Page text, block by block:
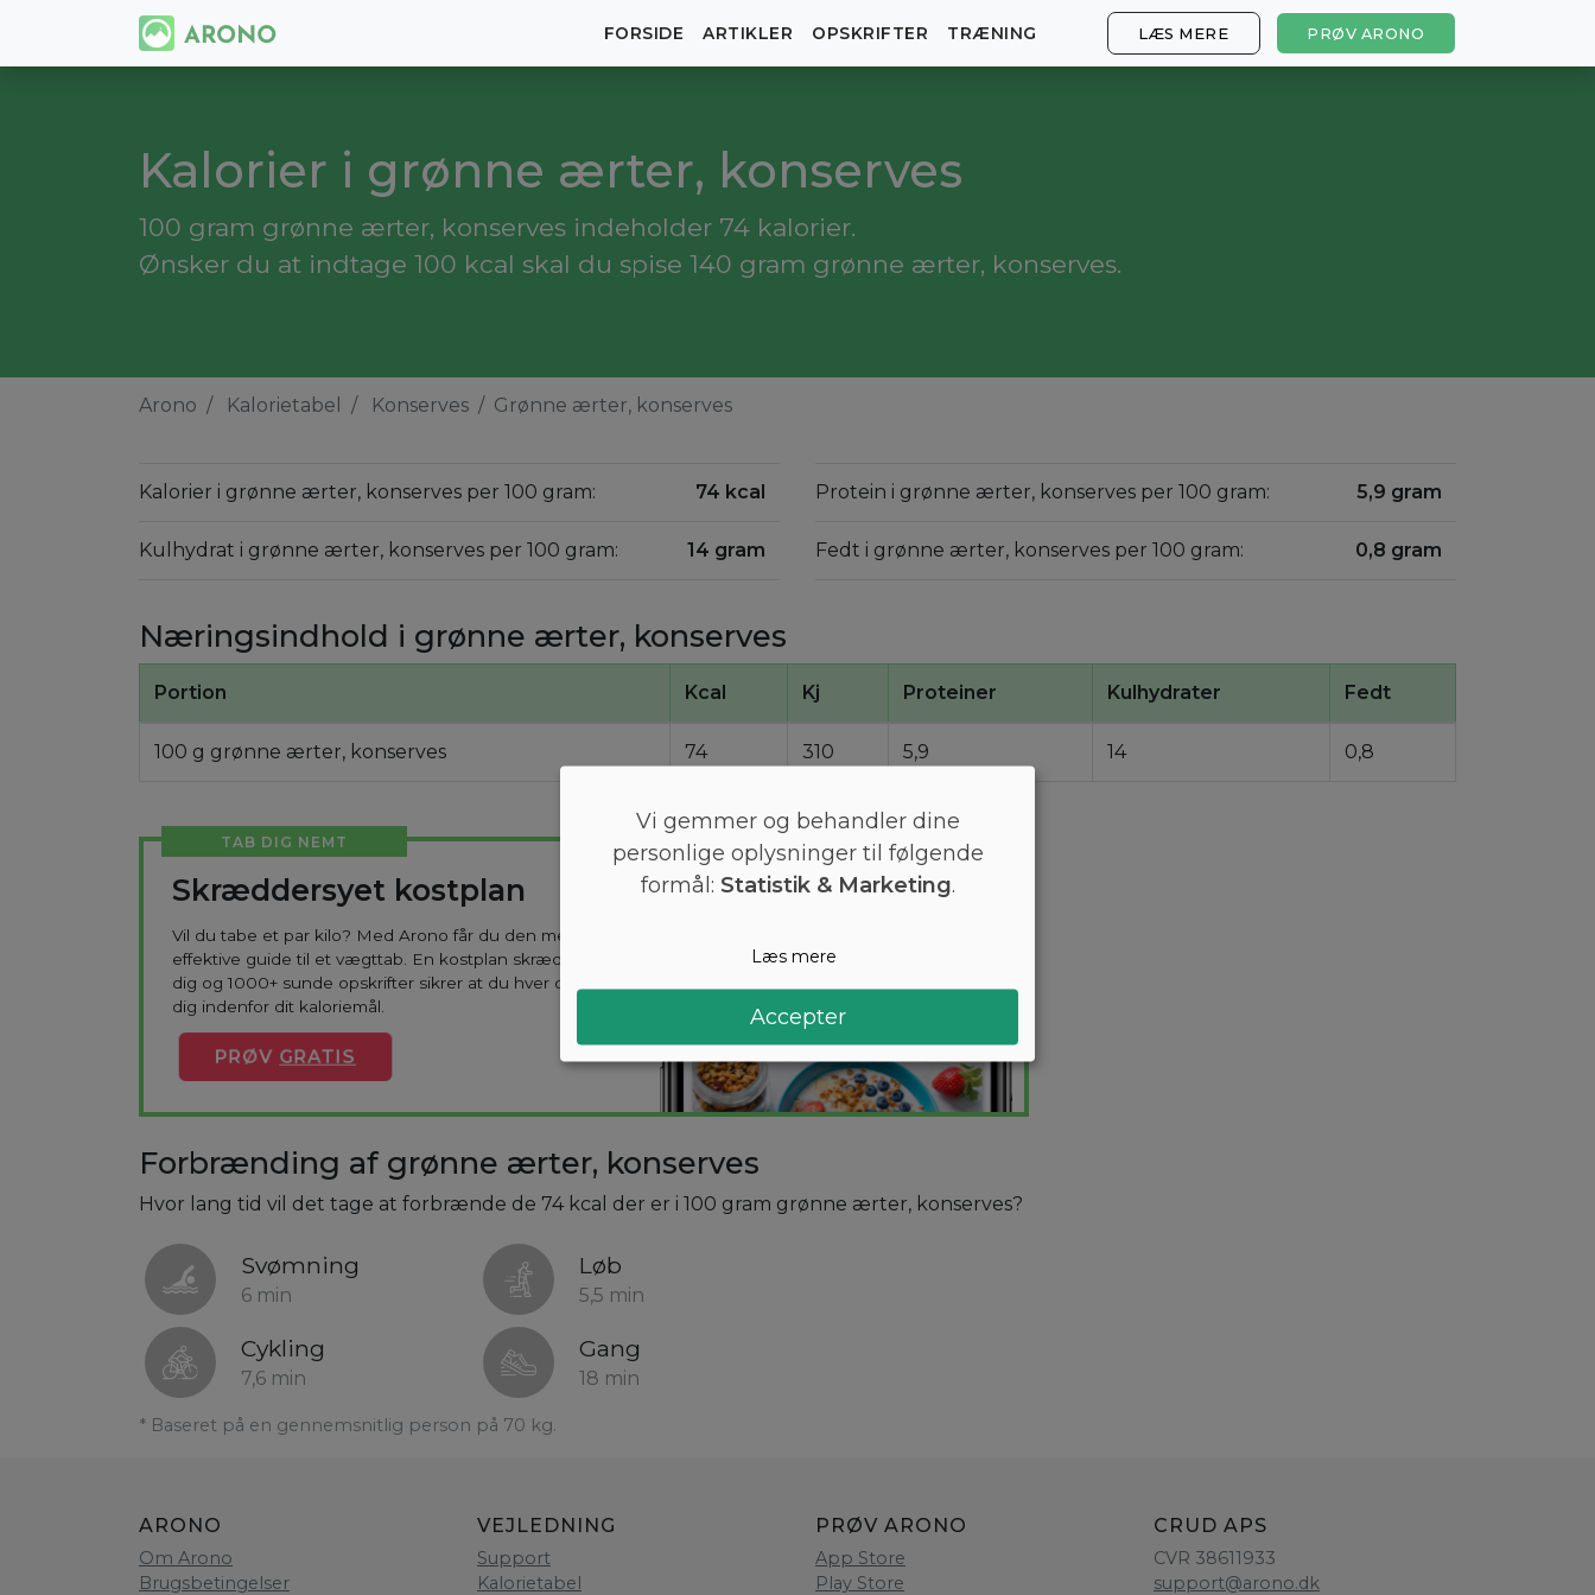
FORSIDE ARTIKLER OPSKRIFTER TRÆNING LÆS MERE PRØV ARONO
Kalorier i grønne ærter, konserves
100 gram grønne ærter, konserves indeholder 74 kalorier.
Ønsker du at indtage 100 kcal skal du spise 140 gram grønne ærter, konserves.
Arono Kalorietabel Konserves Grønne ærter, konserves
Kalorier i grønne ærter, konserves per 100 gram: 74 kcal
Kulhydrat i grønne ærter, konserves per 100 gram: 14 gram
Protein i grønne ærter, konserves per 100 gram: 5,9 gram
Fedt i grønne ærter, konserves per 100 gram: 0,8 gram
Næringsindhold i grønne ærter, konserves
Portion Kcal Kj Proteiner Kulhydrater Fedt
100 g grønne ærter, konserves 74 310 5,9 14 0,8
TAB DIG NEMT
Skræddersyet kostplan
Vil du tabe et par kilo? Med Arono får du den mest
effektive guide til et vægttab. En kostplan skræddersyes til
dig og 1000+ sunde opskrifter sikrer at du hver dag holder
dig indenfor dit kaloriemål.
PRØV GRATIS
Forbrænding af grønne ærter, konserves
Hvor lang tid vil det tage at forbrænde de 74 kcal der er i 100 gram grønne ærter, konserves?
Svømning
6 min
Løb
5,5 min
Cykling
7,6 min
Gang
18 min
* Baseret på en gennemsnitlig person på 70 kg.
ARONO
Om Arono
Brugsbetingelser
VEJLEDNING
Support
Kalorietabel
PRØV ARONO
App Store
Play Store
CRUD APS
CVR 38611933
support@arono.dk
Vi gemmer og behandler dine
personlige oplysninger til følgende
formål: Statistik & Marketing.
Læs mere
Accepter